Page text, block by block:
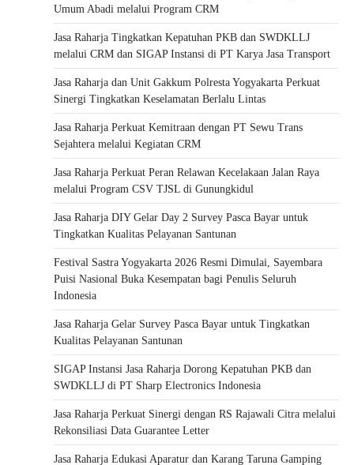
Umum Abadi melalui Program CRM
Jasa Raharja Tingkatkan Kepatuhan PKB dan SWDKLLJ
melalui CRM dan SIGAP Instansi di PT Karya Jasa Transport
Jasa Raharja dan Unit Gakkum Polresta Yogyakarta Perkuat
Sinergi Tingkatkan Keselamatan Berlalu Lintas
Jasa Raharja Perkuat Kemitraan dengan PT Sewu Trans
Sejahtera melalui Kegiatan CRM
Jasa Raharja Perkuat Peran Relawan Kecelakaan Jalan Raya
melalui Program CSV TJSL di Gunungkidul
Jasa Raharja DIY Gelar Day 2 Survey Pasca Bayar untuk
Tingkatkan Kualitas Pelayanan Santunan
Festival Sastra Yogyakarta 2026 Resmi Dimulai, Sayembara
Puisi Nasional Buka Kesempatan bagi Penulis Seluruh
Indonesia
Jasa Raharja Gelar Survey Pasca Bayar untuk Tingkatkan
Kualitas Pelayanan Santunan
SIGAP Instansi Jasa Raharja Dorong Kepatuhan PKB dan
SWDKLLJ di PT Sharp Electronics Indonesia
Jasa Raharja Perkuat Sinergi dengan RS Rajawali Citra melalui
Rekonsiliasi Data Guarantee Letter
Jasa Raharja Edukasi Aparatur dan Karang Taruna Gamping